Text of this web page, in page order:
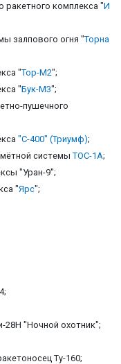
ракетного комплекса "И
залпового огня "Торна
"Тор-М2";
"Бук-М3";
пушечного
"С-400" (Триумф);
системы ТОС-1А;
"Уран-9";
"Ярс";
28Н "Ночной охотник";
Ту-160;